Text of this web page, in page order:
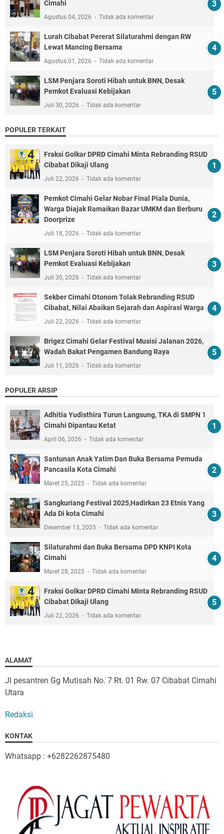
Cimahi
Agustus 04, 2026 Tidak ada komentar
Lurah Cibabat Pererat Silaturahmi dengan RW
Lewat Mancing Bersama
Agustus 01, 2026 Tidak ada komentar
LSM Penjara Soroti Hibah untuk BNN, Desak
Pemkot Evaluasi Kebijakan
Juli 30, 2026 Tidak ada komentar
POPULER TERKAIT
Fraksi Golkar DPRD Cimahi Minta Rebranding RSUD
Cibabat Dikaji Ulang
Juli 22, 2026 Tidak ada komentar
Pemkot Cimahi Gelar Nobar Final Piala Dunia,
Warga Diajak Ramaikan Bazar UMKM dan Berburu
Doorprize
Juli 18, 2026 Tidak ada komentar
LSM Penjara Soroti Hibah untuk BNN, Desak
Pemkot Evaluasi Kebijakan
Juli 30, 2026 Tidak ada komentar
Sekber Cimahi Otonom Tolak Rebranding RSUD
Cibabat, Nilai Abaikan Sejarah dan Aspirasi Warga
Juli 22, 2026 Tidak ada komentar
Brigez Cimahi Gelar Festival Musisi Jalanan 2026,
Wadah Bakat Pengamen Bandung Raya
Juli 11, 2026 Tidak ada komentar
POPULER ARSIP
Adhitia Yudisthira Turun Langsung, TKA di SMPN 1
Cimahi Dipantau Ketat
April 06, 2026 Tidak ada komentar
Santunan Anak Yatim Dan Buka Bersama Pemuda
Pancasila Kota Cimahi
Maret 25, 2025 Tidak ada komentar
Sangkuriang Festival 2025,Hadirkan 23 Etnis Yang
Ada Di kota Cimahi
Desember 13, 2025 Tidak ada komentar
Silaturahmi dan Buka Bersama DPD KNPI Kota
Cimahi
Maret 28, 2025 Tidak ada komentar
Fraksi Golkar DPRD Cimahi Minta Rebranding RSUD
Cibabat Dikaji Ulang
Juli 22, 2026 Tidak ada komentar
ALAMAT
Jl pesantren Gg Mutisah No. 7 Rt. 01 Rw. 07 Cibabat Cimahi
Utara
Redaksi
KONTAK
Whatsapp : +6282262875480